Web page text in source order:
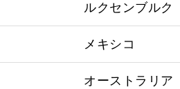
ルクセンブルク
メキシコ
オーストラリア